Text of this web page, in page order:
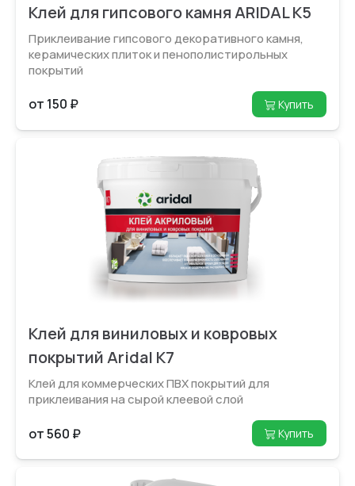
Клей для гипсового камня ARIDAL K5
Приклеивание гипсового декоративного камня,
керамических плиток и пенополистирольных
покрытий
от 150 ₽ Купить
Клей для виниловых и ковровых
покрытий Aridal К7
Клей для коммерческих ПВХ покрытий для
приклеивания на сырой клеевой слой
от 560 ₽ Купить